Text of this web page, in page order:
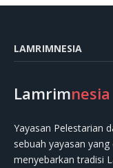
LAMRIMNESIA
Lamrimnesia
Yayasan Pelestarian
sebuah yayasan
menyebarkan tradisi